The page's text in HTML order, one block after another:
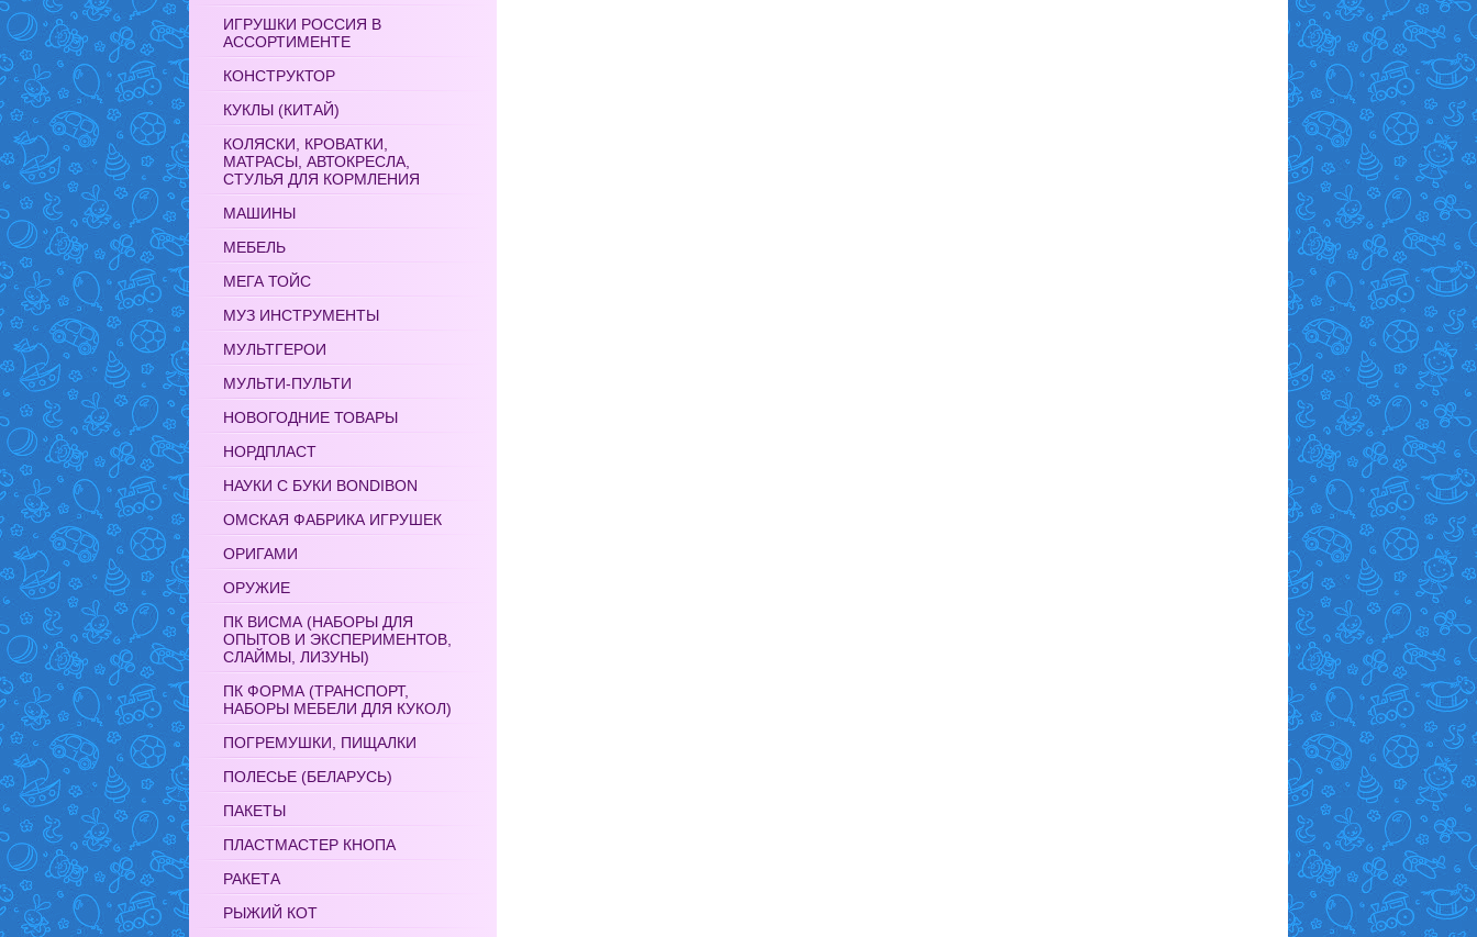
ИГРУШКИ РОССИЯ В
АССОРТИМЕНТЕ
КОНСТРУКТОР
КУКЛЫ (КИТАЙ)
КОЛЯСКИ, КРОВАТКИ,
МАТРАСЫ, АВТОКРЕСЛА,
СТУЛЬЯ ДЛЯ КОРМЛЕНИЯ
МАШИНЫ
МЕБЕЛЬ
МЕГА ТОЙС
МУЗ ИНСТРУМЕНТЫ
МУЛЬТГЕРОИ
МУЛЬТИ-ПУЛЬТИ
НОВОГОДНИЕ ТОВАРЫ
НОРДПЛАСТ
НАУКИ С БУКИ BONDIBON
ОМСКАЯ ФАБРИКА ИГРУШЕК
ОРИГАМИ
ОРУЖИЕ
ПК ВИСМА (НАБОРЫ ДЛЯ
ОПЫТОВ И ЭКСПЕРИМЕНТОВ,
СЛАЙМЫ, ЛИЗУНЫ)
ПК ФОРМА (ТРАНСПОРТ,
НАБОРЫ МЕБЕЛИ ДЛЯ КУКОЛ)
ПОГРЕМУШКИ, ПИЩАЛКИ
ПОЛЕСЬЕ (БЕЛАРУСЬ)
ПАКЕТЫ
ПЛАСТМАСТЕР КНОПА
РАКЕТА
РЫЖИЙ КОТ